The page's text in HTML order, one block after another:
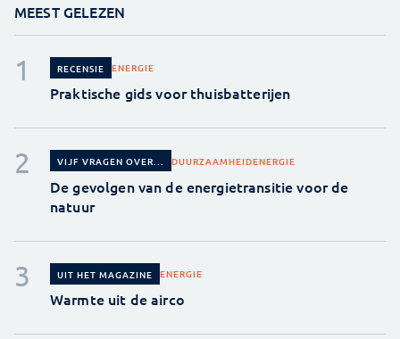
MEEST GELEZEN
RECENSIE ENERGIE
Praktische gids voor thuisbatterijen
VIJF VRAGEN OVER... DUURZAAMHEIDENERGIE
De gevolgen van de energietransitie voor de
natuur
UIT HET MAGAZINE ENERGIE
Warmte uit de airco